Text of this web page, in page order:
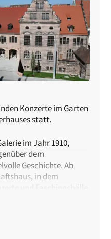
Konzerte im Garten
statt.
im Jahr 1910,
dem
Geschichte. Ab
in dem
und Faschingsbälle
die